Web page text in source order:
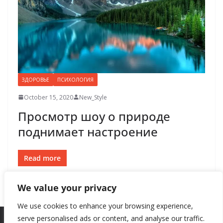
We value your privacy
We use cookies to enhance your browsing experience,
serve personalised ads or content, and analyse our traffic.
ЗДОРОВЬЕ ПСИХОЛОГИЯ
October 15, 2020 New_Style
Просмотр шоу о природе
поднимает настроение
Read more